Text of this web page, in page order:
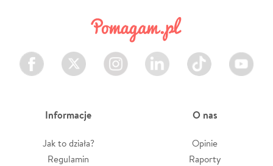
Facebook Twitter Instagram LinkedIn TikTok Youtube
Informacje
Jak to działa?
Regulamin
O nas
Opinie
Raporty